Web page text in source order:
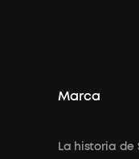
Marca
La historia de